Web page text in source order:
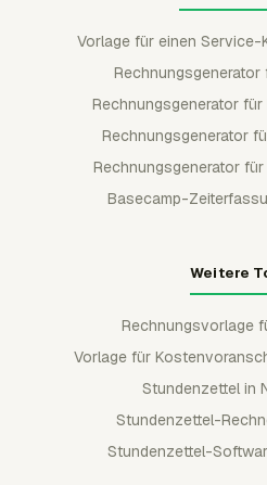
Vorlage für einen
Rechnungsgenerator
Rechnungsgenerator
Rechnungsgenerator
Rechnungsgenerator
Basecamp-
Weitere
Rechnungsvorlage
Vorlage für
Stundenzettel in
Stundenzettel-
Stundenzettel-